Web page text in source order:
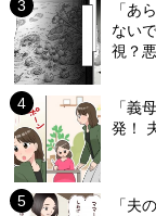
「あ
ない
視？
「義
発！
「夫